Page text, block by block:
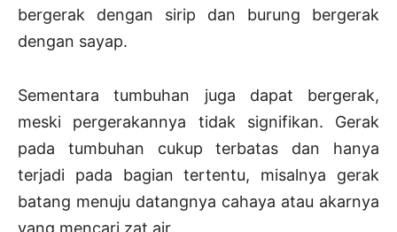
bergerak dengan sirip dan burung bergerak
dengan sayap.
Sementara tumbuhan juga dapat bergerak,
meski pergerakannya tidak signifikan. Gerak
pada tumbuhan cukup terbatas dan hanya
terjadi pada bagian tertentu, misalnya gerak
batang menuju datangnya cahaya atau akarnya
yang mencari zat air.